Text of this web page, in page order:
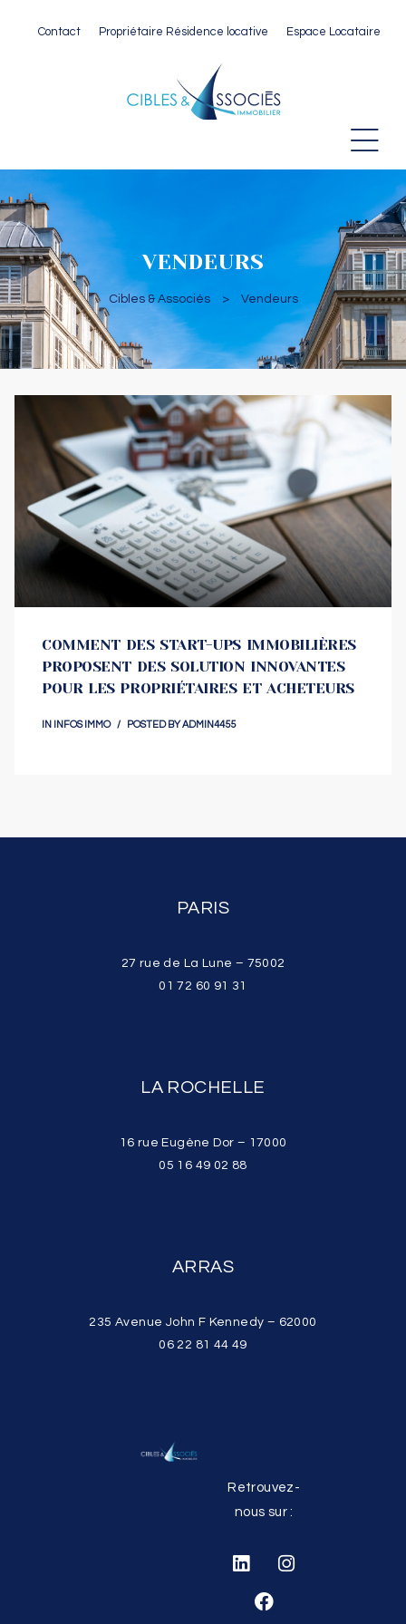
Contact Propriétaire Résidence locative Espace Locataire
VENDEURS
Cibles & Associés > Vendeurs
COMMENT DES START-UPS IMMOBILIÈRES
PROPOSENT DES SOLUTION INNOVANTES
POUR LES PROPRIÉTAIRES ET ACHETEURS
IN INFOS IMMO POSTED BYADMIN4455
PARIS
27 rue de La Lune – 75002
01 72 60 91 31
LA ROCHELLE
16 rue Eugène Dor – 17000
05 16 49 02 88
ARRAS
235 Avenue John F Kennedy – 62000
06 22 81 44 49
Retrouvez-
nous sur :